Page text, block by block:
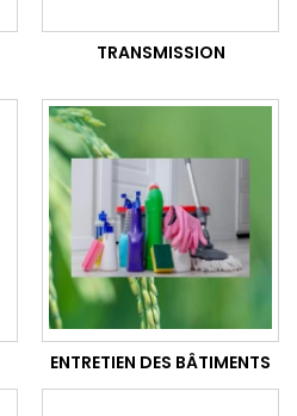
TRANSMISSION
ENTRETIEN DES BÂTIMENTS